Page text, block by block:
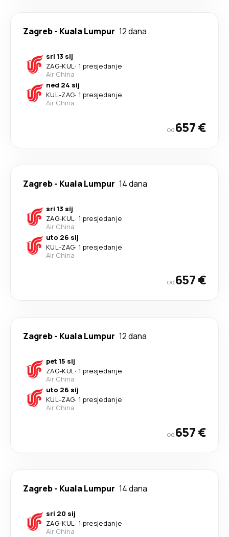
Zagreb- Kuala Lumpur 12 dana
sri 13 sij
ZAG-KUL· 1 presjedanje
Air China
ned 24 sij
KUL-ZAG· 1 presjedanje
Air China
od657 €
Zagreb- Kuala Lumpur 14 dana
sri 13 sij
ZAG-KUL· 1 presjedanje
Air China
uto 26 sij
KUL-ZAG· 1 presjedanje
Air China
od657 €
Zagreb- Kuala Lumpur 12 dana
pet 15 sij
ZAG-KUL· 1 presjedanje
Air China
uto 26 sij
KUL-ZAG· 1 presjedanje
Air China
od657 €
Zagreb- Kuala Lumpur 14 dana
sri 20 sij
ZAG-KUL· 1 presjedanje
Air China